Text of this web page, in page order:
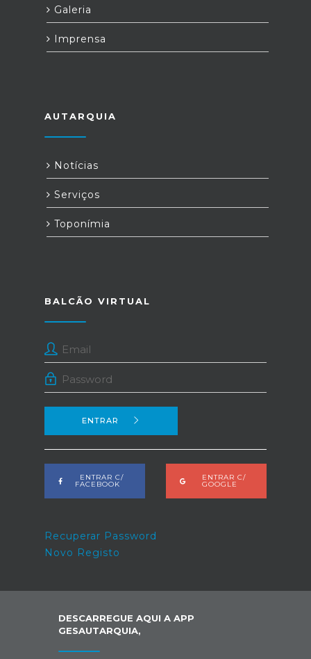
Galeria
Imprensa
AUTARQUIA
Notícias
Serviços
Toponímia
BALCÃO VIRTUAL
ENTRAR
ENTRAR C/
FACEBOOK
ENTRAR C/
GOOGLE
Recuperar Password
Novo Registo
DESCARREGUE AQUI A APP
GESAUTARQUIA,